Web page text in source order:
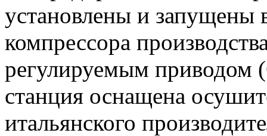
установлены и запущены
компрессора
регулируемым приводом
станция оснащена
итальянского